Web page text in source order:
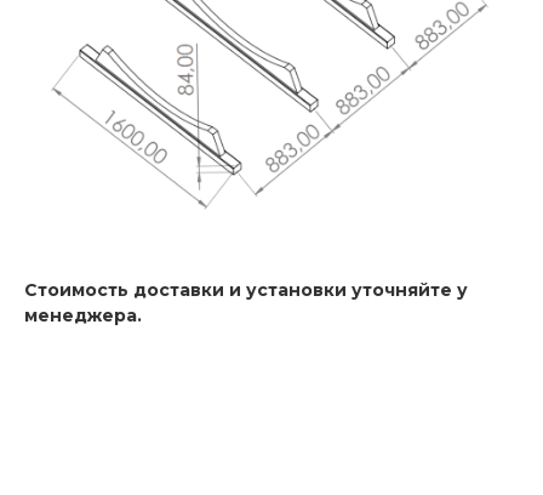
Стоимость доставки и установки уточняйте у
менеджера.